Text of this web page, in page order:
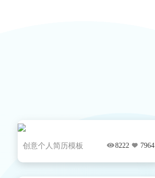
创意个人简历模板 7964
8222